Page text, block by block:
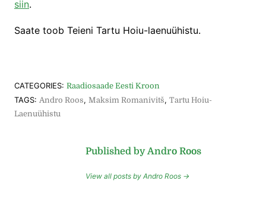
siin.
Saate toob Teieni Tartu Hoiu-laenuühistu.
CATEGORIES: Raadiosaade Eesti Kroon
TAGS: Andro Roos, Maksim Romanivitš, Tartu Hoiu-
Laenuühistu
Published by Andro Roos
View all posts by Andro Roos →